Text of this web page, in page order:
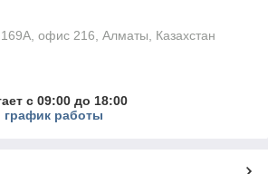
офис 216, Алматы, Казахстан
с 09:00 до 18:00
график работы